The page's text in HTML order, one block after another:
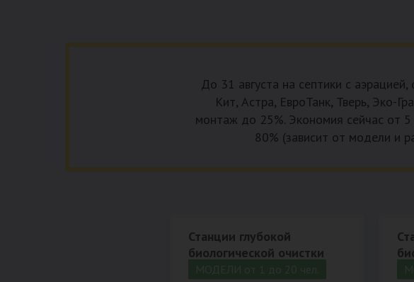
До 31 августа на септики с
Кит, Астра, ЕвроТанк, Тверь, Эко-
монтаж до 25%. Экономия сейчас от
80% (зависит от модели и
Станции глубокой
биологической очистки